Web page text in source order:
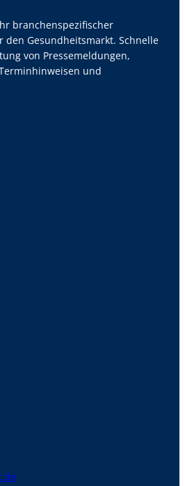
Ihr branchenspezifischer
Gesundheitsmarkt. Schnelle
von Pressemeldungen,
und